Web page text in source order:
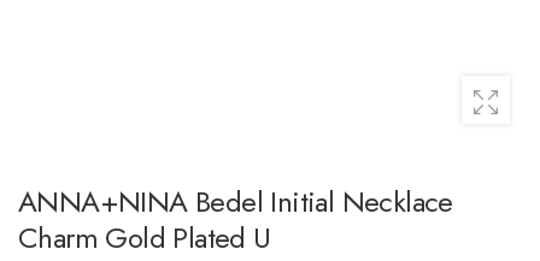
ANNA+NINA Bedel Initial Necklace
Charm Gold Plated U